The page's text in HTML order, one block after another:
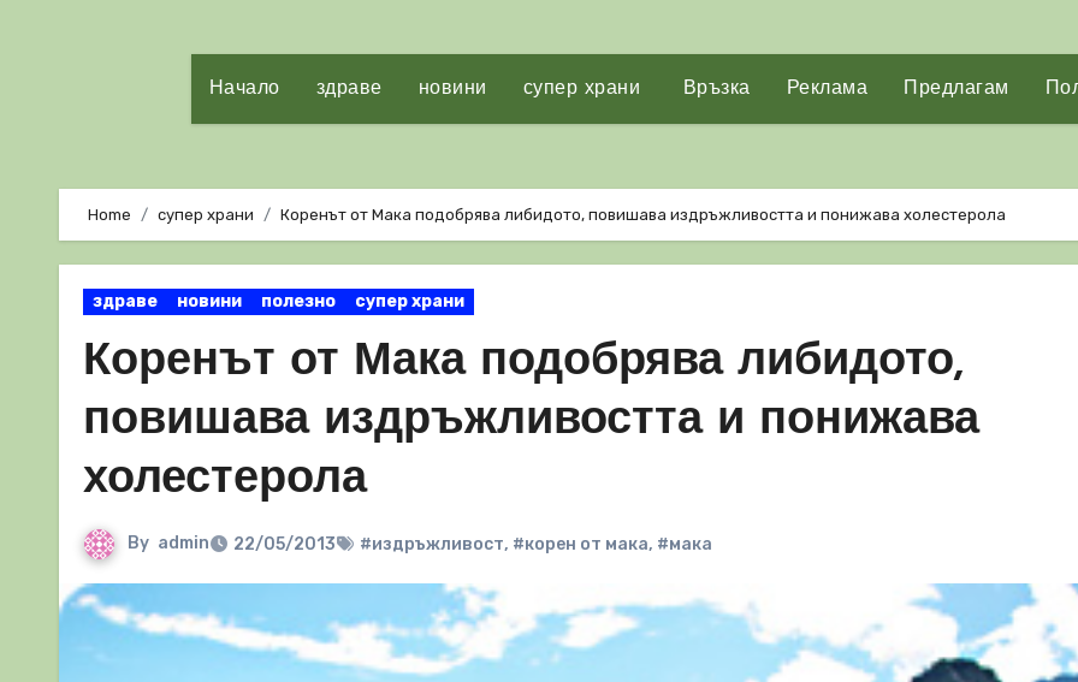
Начало здраве новини супер храни Връзка Реклама Предлагам
Home супер храни Коренът от Мака подобрява либидото, повишава издръжливостта и понижава холестерола
здраве новини полезно супер храни
Коренът от Мака подобрява либидото,
повишава издръжливостта и понижава
холестерола
By admin 22/05/2013 #издръжливост, #корен от мака, #мака